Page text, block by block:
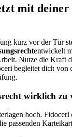
mit deiner
kurz vor der Tür
entwickelt
Nutze die Kraft
begleitet dich von
wirklich zu
hoch. Fidoceri
passenden